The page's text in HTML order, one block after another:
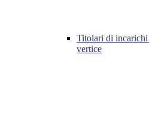
Titolari di
vertice